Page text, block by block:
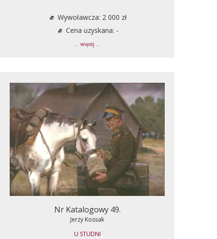
Wywoławcza: 2 000 zł
Cena uzyskana: -
... więcej ...
Nr Katalogowy 49.
Jerzy Kossak
U STUDNI